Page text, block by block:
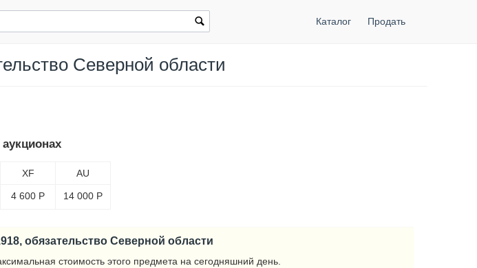
Каталог Продать
Северной области
XF
4 600 Р
AU
14 000 Р
обязательство Северной области
стоимость этого предмета на сегодняшний день.